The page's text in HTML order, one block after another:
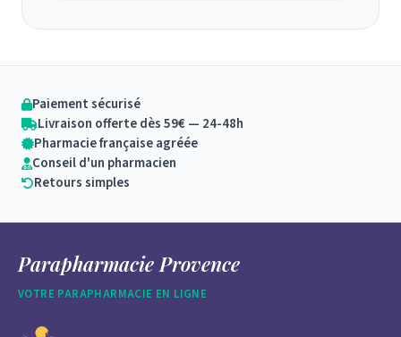
Paiement sécurisé
Livraison offerte dès 59€ — 24-48h
Pharmacie française agréée
Conseil d'un pharmacien
Retours simples
Parapharmacie Provence
VOTRE PARAPHARMACIE EN LIGNE